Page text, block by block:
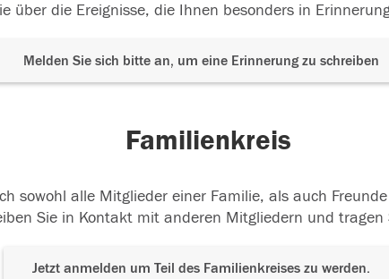
über die Ereignisse, die Ihnen besonders in
Melden Sie sich bitte an, um eine Erinnerung zu schreiben
Familienkreis
sowohl alle Mitglieder einer Familie, als auch
Sie in Kontakt mit anderen Mitgliedern und
Jetzt anmelden um Teil des Familienkreises zu werden.